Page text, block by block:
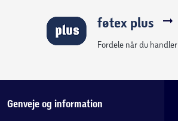
føtex plus
Fordele når du handler
Genveje og information